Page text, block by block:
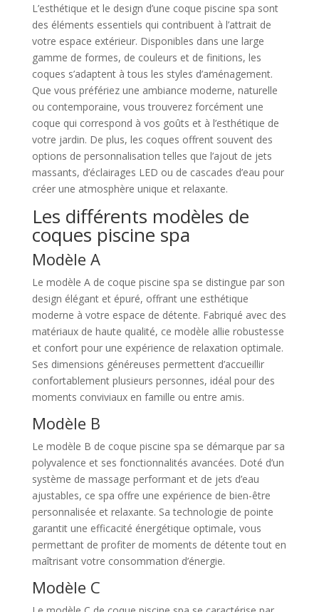
L’esthétique et le design d’une coque piscine spa sont
des éléments essentiels qui contribuent à l’attrait de
votre espace extérieur. Disponibles dans une large
gamme de formes, de couleurs et de finitions, les
coques s’adaptent à tous les styles d’aménagement.
Que vous préfériez une ambiance moderne, naturelle
ou contemporaine, vous trouverez forcément une
coque qui correspond à vos goûts et à l’esthétique de
votre jardin. De plus, les coques offrent souvent des
options de personnalisation telles que l’ajout de jets
massants, d’éclairages LED ou de cascades d’eau pour
créer une atmosphère unique et relaxante.
Les différents modèles de
coques piscine spa
Modèle A
Le modèle A de coque piscine spa se distingue par son
design élégant et épuré, offrant une esthétique
moderne à votre espace de détente. Fabriqué avec des
matériaux de haute qualité, ce modèle allie robustesse
et confort pour une expérience de relaxation optimale.
Ses dimensions généreuses permettent d’accueillir
confortablement plusieurs personnes, idéal pour des
moments conviviaux en famille ou entre amis.
Modèle B
Le modèle B de coque piscine spa se démarque par sa
polyvalence et ses fonctionnalités avancées. Doté d’un
système de massage performant et de jets d’eau
ajustables, ce spa offre une expérience de bien-être
personnalisée et relaxante. Sa technologie de pointe
garantit une efficacité énergétique optimale, vous
permettant de profiter de moments de détente tout en
maîtrisant votre consommation d’énergie.
Modèle C